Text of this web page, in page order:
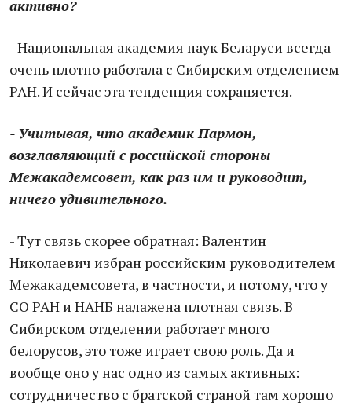
активно?
- Национальная академия наук Беларуси всегда
очень плотно работала с Сибирским отделением
РАН. И сейчас эта тенденция сохраняется.
- Учитывая, что академик Пармон,
возглавляющий с российской стороны
Межакадемсовет, как раз им и руководит,
ничего удивительного.
- Тут связь скорее обратная: Валентин
Николаевич избран российским руководителем
Межакадемсовета, в частности, и потому, что у
СО РАН и НАНБ налажена плотная связь. В
Сибирском отделении работает много
белорусов, это тоже играет свою роль. Да и
вообще оно у нас одно из самых активных:
сотрудничество с братской страной там хорошо